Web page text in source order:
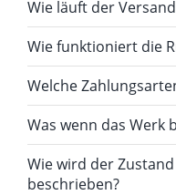
Wie läuft der
Wie funktioniert die
Welche
Was wenn das Werk
Wie wird der
beschrieben?